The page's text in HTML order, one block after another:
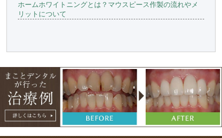
ホームホワイトニングとは？マウスピース作製の流れやメ
リットについて